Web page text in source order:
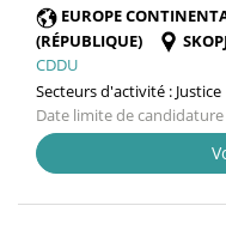
EUROPE
(RÉPUBLIQUE)
CDDU
Secteurs d'activité : Justice
Date limite de candidature